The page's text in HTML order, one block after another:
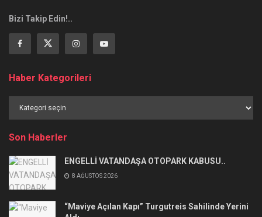
Bizi Takip Edin!..
Haber Kategorileri
Kategorileri
Son Haberler
ENGELLİ VATANDAŞA OTOPARK KABUSU..
8 AĞUSTOS 2026
“Maviye Açılan Kapı” Turgutreis Sahilinde Yerini